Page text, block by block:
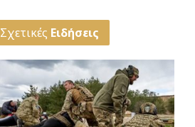
Σχετικές Ειδήσεις